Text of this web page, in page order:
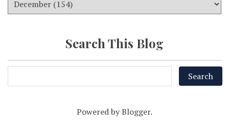
Search This Blog
Powered byBlogger.